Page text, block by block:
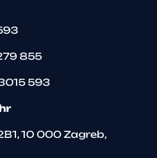
855
593
,10 000 Zagreb,